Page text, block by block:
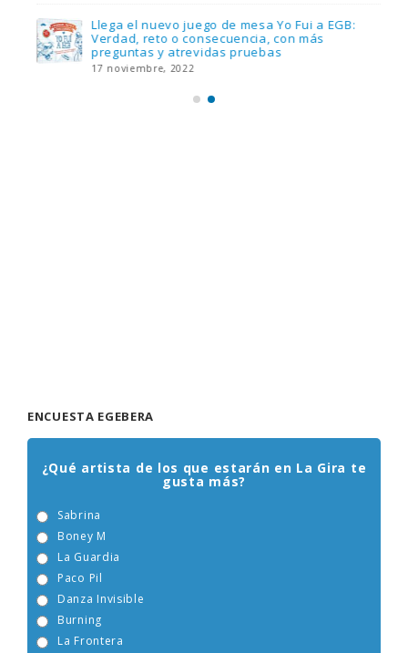
Llega el nuevo juego de mesa Yo Fui a EGB:
Verdad, reto o consecuencia, con más
preguntas y atrevidas pruebas
17 noviembre, 2022
ENCUESTA EGEBERA
¿Qué artista de los que estarán en La Gira te
gusta más?
Boney M
Burning